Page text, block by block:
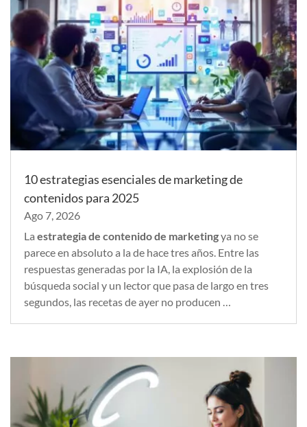
10 estrategias esenciales de marketing de
contenidos para 2025
Ago 7, 2026
La estrategia de contenido de marketingya no se
parece en absoluto a la de hace tres años. Entre las
respuestas generadas por la IA, la explosión de la
búsqueda social y un lector que pasa de largo en tres
segundos, las recetas de ayer no producen …